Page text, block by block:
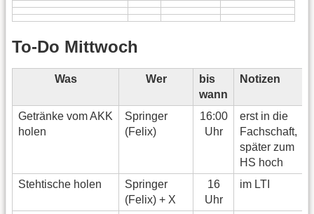
To-Do Mittwoch
Was Wer
bis
wann
Notizen
Getränke vom AKK
holen
Springer
(Felix)
16:00
Uhr
erst in die
Fachschaft,
später zum
HS hoch
Stehtische holen
Springer
(Felix) + X
16
Uhr
im LTI